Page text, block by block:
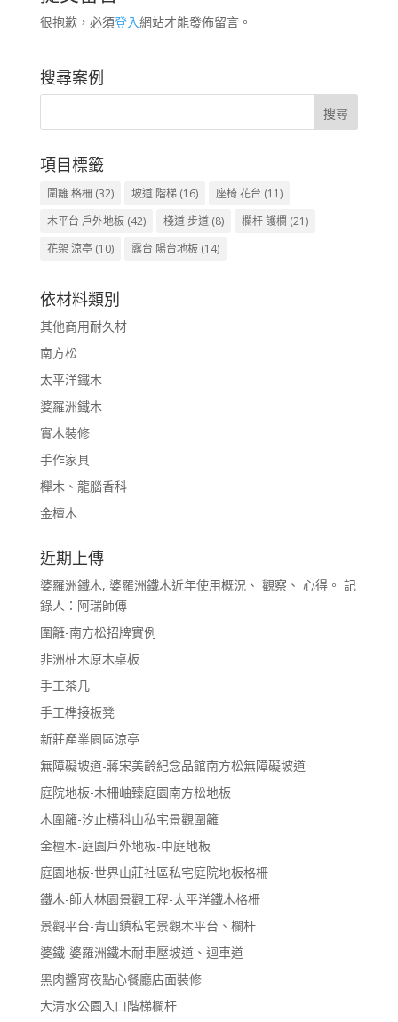
很抱歉，必須登入網站才能發佈留言。
搜尋案例
項目標籤
圍籬 格柵(32) 坡道 階梯(16) 座椅 花台 (11)
木平台 戶外地板(42) 棧道 步道(8) 欄杆 護欄 (21)
花架 涼亭(10) 露台 陽台地板(14)
依材料類別
其他商用耐久材
南方松
太平洋鐵木
婆羅洲鐵木
實木裝修
手作家具
櫸木、龍腦香科
金檀木
近期上傳
婆羅洲鐵木, 婆羅洲鐵木近年使用概況、 觀察、 心得。 記
錄人：阿瑞師傅
圍籬-南方松招牌實例
非洲柚木原木桌板
手工茶几
手工榫接板凳
新莊產業園區涼亭
無障礙坡道-蔣宋美齡紀念品館南方松無障礙坡道
庭院地板-木柵岫臻庭園南方松地板
木圍籬-汐止橫科山私宅景觀圍籬
金檀木-庭園戶外地板-中庭地板
庭園地板-世界山莊社區私宅庭院地板格柵
鐵木-師大林園景觀工程-太平洋鐵木格柵
景觀平台-青山鎮私宅景觀木平台、欄杆
婆鐵-婆羅洲鐵木耐車壓坡道、迴車道
黑肉醬宵夜點心餐廳店面裝修
大清水公園入口階梯欄杆